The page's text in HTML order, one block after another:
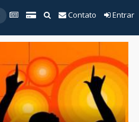
Contato Entrar